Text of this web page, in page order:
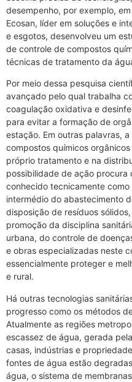
desempenho, por exemplo,
Ecosan, líder em soluções e
e esgotos, desenvolveu um
de controle de compostos
técnicas de tratamento da
Por meio dessa pesquisa
avançado pelo qual trabalha
coagulação oxidativa e
para evitar a formação de
estação. Em outras palavras,
compostos químicos
próprio tratamento e na
possibilidade de ação procura
conhecido tecnicamente como
intermédio do abastecimento
disposição de resíduos
promoção da disciplina
urbana, do controle de
e obras especializadas neste
essencialmente proteger e
e rural.
Há outras tecnologias
progresso como os métodos
Atualmente as regiões
escassez de água, gerada
casas, indústrias e
fontes de água estão
água, o sistema de